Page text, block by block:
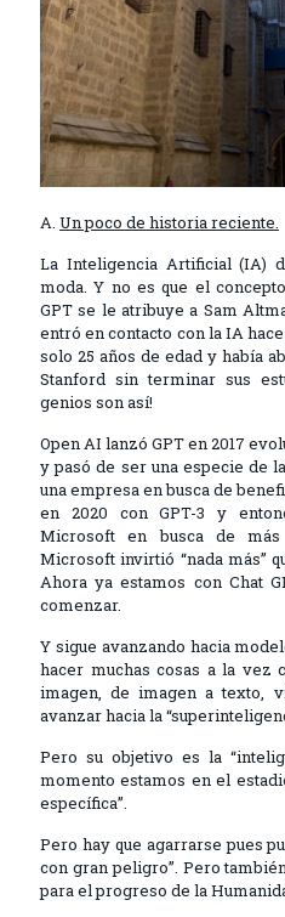
A. Un poco de historia reciente.
La Inteligencia Artificial (IA)
moda. Y no es que el
GPT se le atribuye a Sam
entró en contacto con la IA
solo 25 años de edad y había
Stanford sin terminar sus
genios son así!
Open AI lanzó GPT en 2017
y pasó de ser una especie de
una empresa en busca de
en 2020 con GPT-3 y
Microsoft en busca de
Microsoft invirtió “nada más”
Ahora ya estamos con Chat
comenzar.
Y sigue avanzando hacia
hacer muchas cosas a la vez
imagen, de imagen a texto,
avanzar hacia la
Pero su objetivo es la
momento estamos en el
específica”.
Pero hay que agarrarse pues
con gran peligro”. Pero
para el progreso de la